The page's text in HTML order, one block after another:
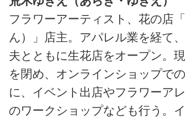
フラワーアーティスト、花の店
ん）」店主。アパレル業を経て
夫とともに生花店をオープン。
を閉め、オンラインショップで
に、イベント出店やフラワーア
のワークショップなども行う。